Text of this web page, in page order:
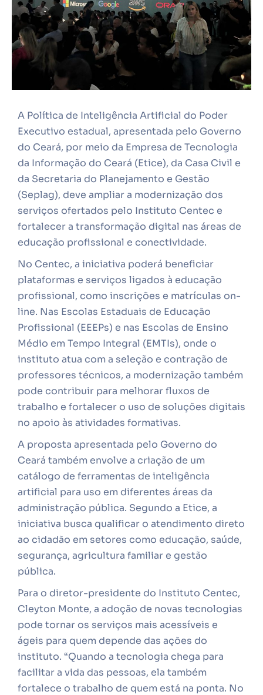
A Política de Inteligência Artificial do Poder
Executivo estadual, apresentada pelo Governo
do Ceará, por meio da Empresa de Tecnologia
da Informação do Ceará (Etice), da Casa Civil e
da Secretaria do Planejamento e Gestão
(Seplag), deve ampliar a modernização dos
serviços ofertados pelo Instituto Centec e
fortalecer a transformação digital nas áreas de
educação profissional e conectividade.
No Centec, a iniciativa poderá beneficiar
plataformas e serviços ligados à educação
profissional, como inscrições e matrículas on-
line. Nas Escolas Estaduais de Educação
Profissional (EEEPs) e nas Escolas de Ensino
Médio em Tempo Integral (EMTIs), onde o
instituto atua com a seleção e contração de
professores técnicos, a modernização também
pode contribuir para melhorar fluxos de
trabalho e fortalecer o uso de soluções digitais
no apoio às atividades formativas.
A proposta apresentada pelo Governo do
Ceará também envolve a criação de um
catálogo de ferramentas de inteligência
artificial para uso em diferentes áreas da
administração pública. Segundo a Etice, a
iniciativa busca qualificar o atendimento direto
ao cidadão em setores como educação, saúde,
segurança, agricultura familiar e gestão
pública.
Para o diretor-presidente do Instituto Centec,
Cleyton Monte, a adoção de novas tecnologias
pode tornar os serviços mais acessíveis e
ágeis para quem depende das ações do
instituto. “Quando a tecnologia chega para
facilitar a vida das pessoas, ela também
fortalece o trabalho de quem está na ponta. No